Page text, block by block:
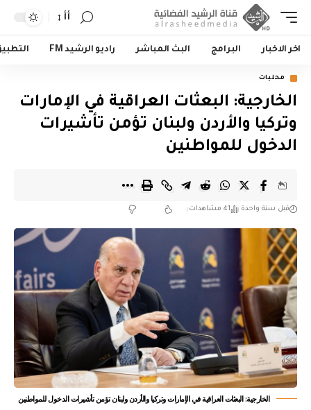
أأ
اخر الاخبار البرامج البث المباشر راديو الرشيد FM
محليات
الخارجية: البعثات العراقية في الإمارات
وتركيا والأردن ولبنان تؤمن تأشيرات
الدخول للمواطنين
قبل سنة واحدة 41 مشاهدات
الخارجية: البعثات العراقية في الإمارات وتركيا والأردن ولبنان تؤمن تأشيرات الدخول للمواطنين